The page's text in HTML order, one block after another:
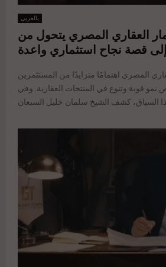
بالعربي
العقاري المصري يتحول من
قصة نجاح استثماري واعدة
المصري اهتمامًا متزايدًا من المستثمرين
نمو قوية وتنوع في المنتجات العقارية. وفي